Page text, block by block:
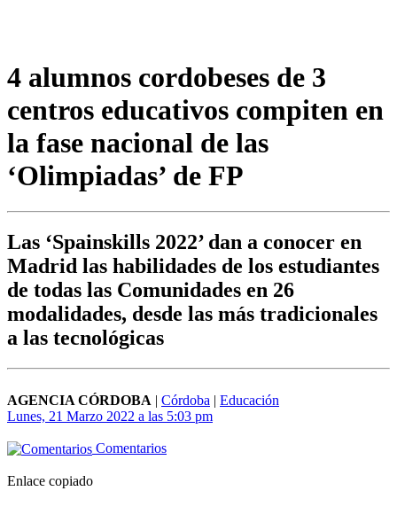
4 alumnos cordobeses de 3
centros educativos compiten en
la fase nacional de las
‘Olimpiadas’ de FP
Las ‘Spainskills 2022’ dan a conocer en
Madrid las habilidades de los estudiantes
de todas las Comunidades en 26
modalidades, desde las más tradicionales
a las tecnológicas
AGENCIA CÓRDOBA | Córdoba | Educación
Lunes, 21 Marzo 2022 a las 5:03 pm
Comentarios
Enlace copiado